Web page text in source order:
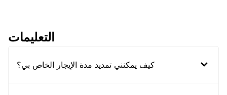
التعليمات
كيف يمكنني تمديد مدة الإيجار الخاص بي؟